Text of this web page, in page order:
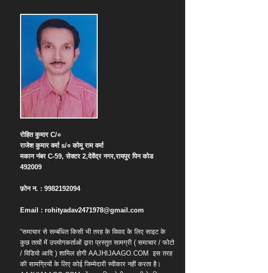
रोहित कुमारC/०
राजेश कुमार वर्माs/० कोमू राम वर्मा
मकान नंबरC-59,सेक्टर2,देवेंद्र नगर,रायपुर पिन कोड
492009
फ़ोन न. : 9982192094
Email : rohityadav2471978@gmail.com
“समाचार से सम्बंधित किसी भी तरह के विवाद के लिए साइट के
कुछ तत्वों में उपयोगकर्ताओं द्वारा प्रस्तुत सामग्री ( समाचार / फोटो
/ विडियो आदि ) शामिल होगी AAJHIJAAGO.COM इस तरह
की सामग्रियों के लिए कोई जिम्मेदारी स्वीकार नहीं करता है।